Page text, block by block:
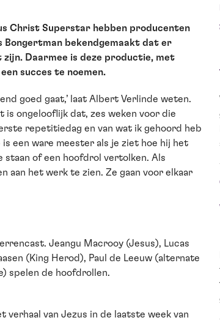
Christ Superstar hebben producenten
bekendgemaakt dat er
Daarmee is deze productie, met
succes te noemen.
goed gaat,’ laat Albert Verlinde weten.
is ongelooflijk dat, zes weken voor die
repetitiedag en van wat ik gehoord heb
een ware meester als je ziet hoe hij het
staan of een hoofdrol vertolken. Als
aan het werk te zien. Ze gaan voor elkaar
Jeangu Macrooy (Jesus), Lucas
(King Herod), Paul de Leeuw (alternate
spelen de hoofdrollen.
van Jezus in de laatste week van